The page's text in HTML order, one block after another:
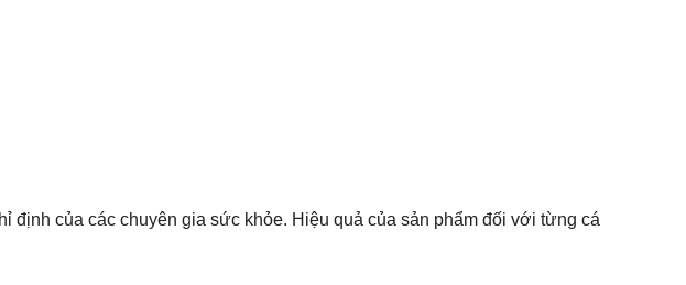
của các chuyên gia sức khỏe. Hiệu quả của sản phẩm đối với từng cá